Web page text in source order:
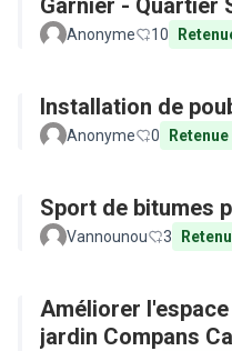
Garnier - Quartier
Anonyme 10
Installation de
Anonyme 0 Retenue
Sport de bitumes
Vannounou 3
Améliorer
jardin Compans